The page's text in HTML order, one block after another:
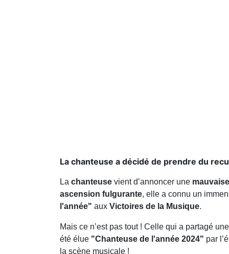
La chanteuse a décidé de prendre du
La chanteuse vient d’annoncer une
ascension fulgurante, elle a connu un
l'année" aux Victoires de la Musique.
Mais ce n’est pas tout ! Celle qui a partagé
été élue "Chanteuse de l'année 2024" par
la scène musicale !